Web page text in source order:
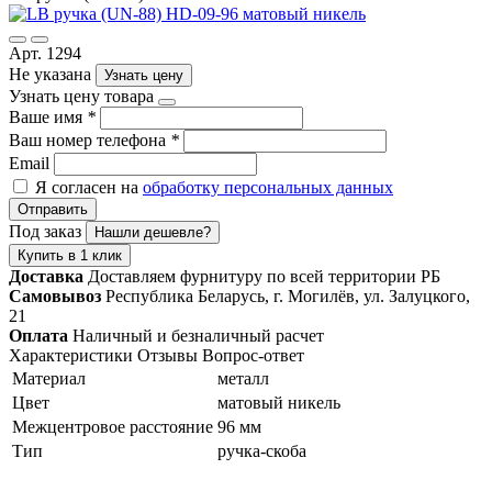
Арт. 1294
Не указана
Узнать цену
Узнать цену товара
Ваше имя *
Ваш номер телефона *
Email
Я согласен на обработку персональных данных
Отправить
Под заказ
Нашли дешевле?
Купить в 1 клик
Доставка Доставляем фурнитуру по всей территории РБ
Самовывоз Республика Беларусь, г. Могилёв, ул. Залуцкого,
21
Оплата Наличный и безналичный расчет
Характеристики Отзывы Вопрос-ответ
Материал
металл
Цвет
матовый никель
Межцентровое расстояние 96 мм
Тип
ручка-скоба